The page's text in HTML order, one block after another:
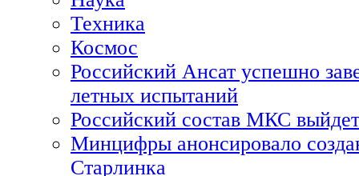
Техника
Космос
Российский Ансат успешно
летных испытаний
Российский состав МКС
Минцифры анонсировало
Старлинка